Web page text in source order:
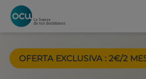
OFERTA EXCLUSIVA : 2€/2